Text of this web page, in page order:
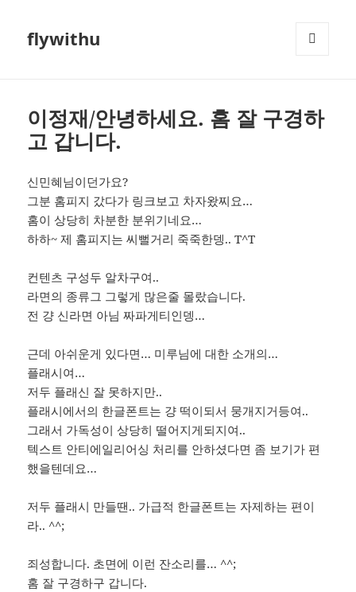
flywithu
이정재/안녕하세요. 홈 잘 구경하
고 갑니다.
신민혜님이던가요?
그분 홈피지 갔다가 링크보고 차자왔찌요…
홈이 상당히 차분한 분위기네요…
하하~ 제 홈피지는 씨뻘거리 죽죽한뎅.. T^T
컨텐츠 구성두 알차구여..
라면의 종류그 그렇게 많은줄 몰랐습니다.
전 걍 신라면 아님 짜파게티인뎅…
근데 아쉬운게 있다면… 미루님에 대한 소개의…
플래시여…
저두 플래신 잘 못하지만..
플래시에서의 한글폰트는 걍 떡이되서 뭉개지거등여..
그래서 가독성이 상당히 떨어지게되지여..
텍스트 안티에일리어싱 처리를 안하셨다면 좀 보기가 편
했을텐데요…
저두 플래시 만들땐.. 가급적 한글폰트는 자제하는 편이
라.. ^^;
죄성합니다. 초면에 이런 잔소리를… ^^;
홈 잘 구경하구 갑니다.